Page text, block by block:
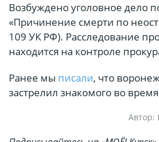
Возбуждено уголовное дело
«Причинение смерти по
109 УК РФ). Расследование
находится на контроле
Ранее мы писали, что
застрелил знакомого во
Автор: